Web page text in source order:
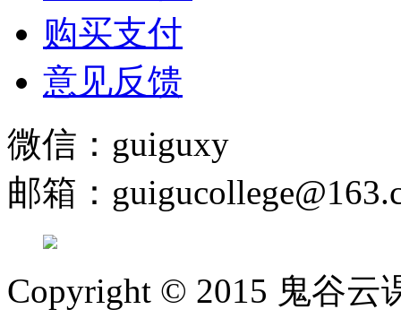
购买支付
意见反馈
微信：guiguxy
邮箱：
Copyright © 2015 鬼谷